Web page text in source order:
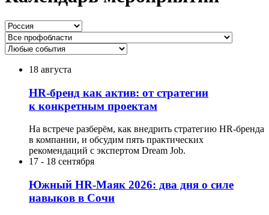
18 августа
HR-бренд как актив: от стратегии
к конкретным проектам
На встрече разберём, как внедрить стратегию HR-бренда
в компании, и обсудим пять практических
рекомендаций с экспертом Dream Job.
17 - 18 сентября
Южный HR-Маяк 2026: два дня о силе
навыков в Сочи